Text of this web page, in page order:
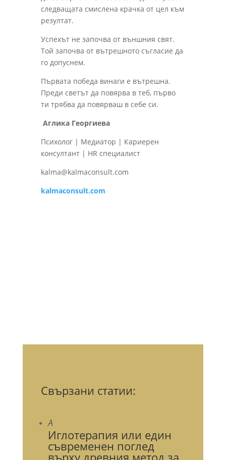
следващата смислена крачка от цел към
резултат.
Успехът не започва от външния свят.
Той започва от вътрешното съгласие да
го допуснем.
Първата победа винаги е вътрешна.
Преди светът да повярва в теб, първо
ти трябва да повярваш в себе си.
Аглика Георгиева
Психолог | Медиатор | Кариерен
консултант | HR специалист
kalma@kalmaconsult.com
kalmaconsult.com
Свързани статии:
A
Иглотерапия или един
съвременен поглед